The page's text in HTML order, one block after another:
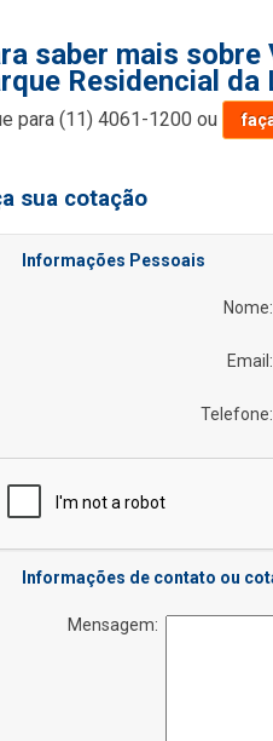
saber mais
Residencial da
para(11) 4061-1200 ou
sua cotação
Informações Pessoais
Nome:
Email:
Telefone:
Informações de contato ou
Mensagem: